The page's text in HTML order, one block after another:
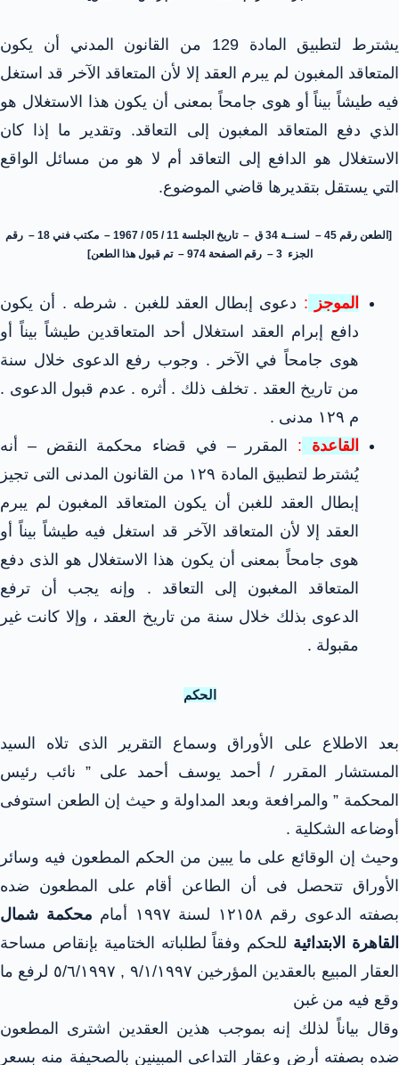
يشترط لتطبيق المادة 129 من القانون المدني أن يكون
المتعاقد المغبون لم يبرم العقد إلا لأن المتعاقد الآخر قد استغل
فيه طيشاً بيناً أو هوى جامحاً بمعنى أن يكون هذا الاستغلال هو
الذي دفع المتعاقد المغبون إلى التعاقد. وتقدير ما إذا كان
الاستغلال هو الدافع إلى التعاقد أم لا هو من مسائل الواقع
التي يستقل بتقديرها قاضي الموضوع.
[الطعن رقم 45 – لسنــة 34 ق – تاريخ الجلسة 11 / 05 / 1967 – مكتب فني 18 – رقم
الجزء 3 – رقم الصفحة 974 – تم قبول هذا الطعن]
الموجز : دعوى إبطال العقد للغبن . شرطه . أن يكون
دافع إبرام العقد استغلال أحد المتعاقدين طيشاً بيناً أو
هوى جامحاً في الآخر . وجوب رفع الدعوى خلال سنة
من تاريخ العقد . تخلف ذلك . أثره . عدم قبول الدعوى .
م ١٢٩ مدنى .
القاعدة
: المقرر – في قضاء محكمة النقض – أنه
يُشترط لتطبيق المادة ١٢٩ من القانون المدنى التى تجيز
إبطال العقد للغبن أن يكون المتعاقد المغبون لم يبرم
العقد إلا لأن المتعاقد الآخر قد استغل فيه طيشاً بيناً أو
هوى جامحاً بمعنى أن يكون هذا الاستغلال هو الذى دفع
المتعاقد المغبون إلى التعاقد . وإنه يجب أن ترفع
الدعوى بذلك خلال سنة من تاريخ العقد ، وإلا كانت غير
مقبولة .
الحكم
بعد الاطلاع على الأوراق وسماع التقرير الذى تلاه السيد
المستشار المقرر / أحمد يوسف أحمد على ” نائب رئيس
المحكمة ” والمرافعة وبعد المداولة و حيث إن الطعن استوفى
أوضاعه الشكلية .
وحيث إن الوقائع على ما يبين من الحكم المطعون فيه وسائر
الأوراق تتحصل فى أن الطاعن أقام على المطعون ضده
بصفته الدعوى رقم ١٢١٥٨ لسنة ١٩٩٧ أمام
محكمة شمال
القاهرة الابتدائية للحكم وفقاً لطلباته الختامية بإنقاص مساحة
العقار المبيع بالعقدين المؤرخين ٩/١/١٩٩٧ , ٥/٦/١٩٩٧ لرفع ما
وقع فيه من غبن
وقال بياناً لذلك إنه بموجب هذين العقدين اشترى المطعون
ضده بصفته أرض وعقار التداعى المبينين بالصحيفة منه بسعر